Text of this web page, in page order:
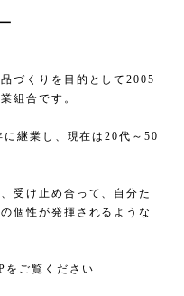
づくりを目的として2005
組合です。
継業し、現在は20代～50
受け止め合って、自分た
個性が発揮されるような
をご覧ください